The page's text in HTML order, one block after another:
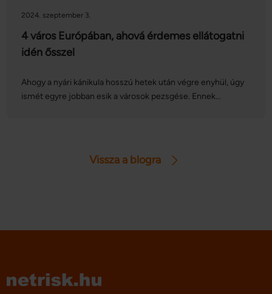
2024. szeptember 3.
4 város Európában, ahová érdemes ellátogatni
idén ősszel
Ahogy a nyári kánikula hosszú hetek után végre enyhül, úgy
ismét egyre jobban esik a városok pezsgése. Ennek
Vissza a blogra